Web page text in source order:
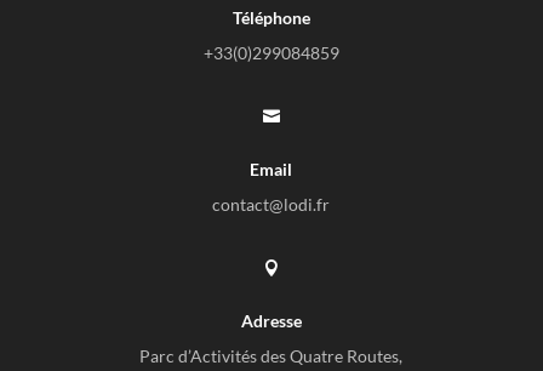
Téléphone
+33(0)299084859

Email
contact@lodi.fr

Adresse
Parc d’Activités des Quatre Routes,